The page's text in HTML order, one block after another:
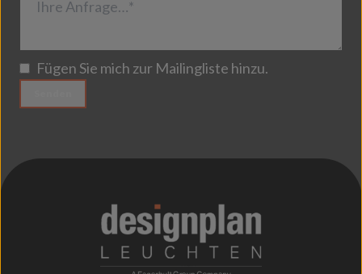
Fügen Sie mich zur Mailingliste hinzu.